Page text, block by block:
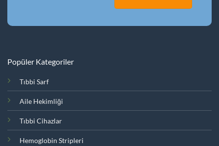
Popüler Kategoriler
Tıbbi Sarf
Aile Hekimliği
Tıbbi Cihazlar
Hemoglobin Stripleri